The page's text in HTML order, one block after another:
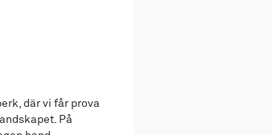
där vi får prova
På